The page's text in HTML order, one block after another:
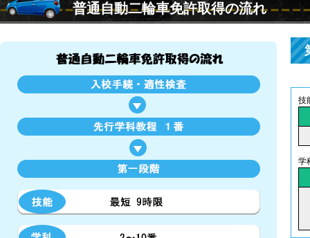
普通自動二輪車免許取得の流れ
技
学